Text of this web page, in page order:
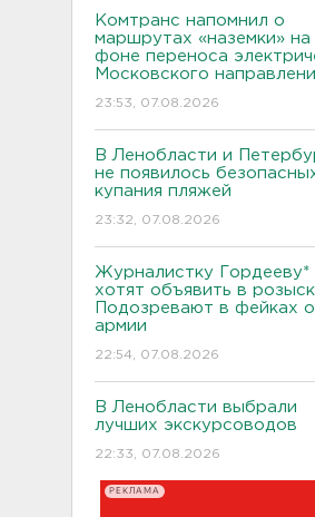
Комтранс напомнил о
маршрутах «наземки» на
фоне переноса
Московского
23:53, 07.08.2026
В Ленобласти и
не появилось
купания пляжей
23:32, 07.08.2026
Журналистку Гордееву*
хотят объявить в розыск.
Подозревают в фейках
армии
22:54, 07.08.2026
В Ленобласти выбрали
лучших экскурсоводов
22:33, 07.08.2026
РЕКЛАМА